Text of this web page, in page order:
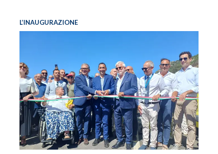
L’INAUGURAZIONE